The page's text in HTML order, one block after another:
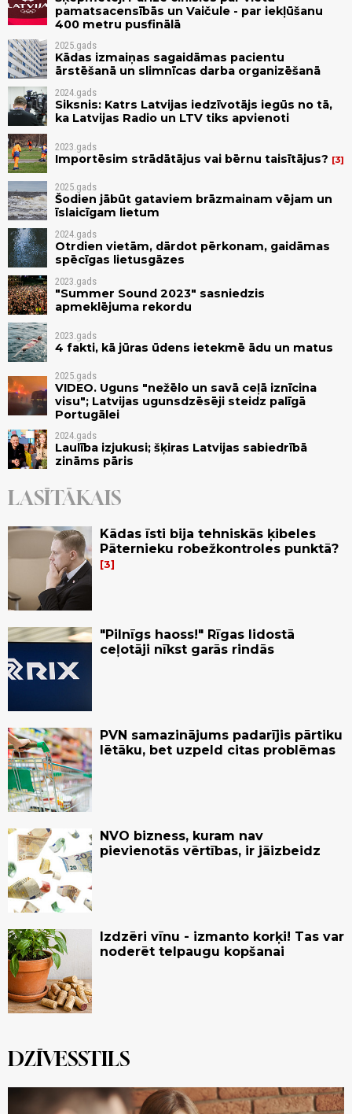
pamatsacensībās un Vaičule - par iekļūšanu
400 metru pusfinālā
2025.gads
Kādas izmaiņas sagaidāmas pacientu
ārstēšanā un slimnīcas darba organizēšanā
2024.gads
Siksnis: Katrs Latvijas iedzīvotājs iegūs no tā,
ka Latvijas Radio un LTV tiks apvienoti
2023.gads
Importēsim strādātājus vai bērnu taisītājus? 3
2025.gads
Šodien jābūt gataviem brāzmainam vējam un
īslaicīgam lietum
2024.gads
Otrdien vietām, dārdot pērkonam, gaidāmas
spēcīgas lietusgāzes
2023.gads
"Summer Sound 2023" sasniedzis
apmeklējuma rekordu
2023.gads
4 fakti, kā jūras ūdens ietekmē ādu un matus
2025.gads
VIDEO. Uguns "nežēlo un savā ceļā iznīcina
visu"; Latvijas ugunsdzēsēji steidz palīgā
Portugālei
2024.gads
Laulība izjukusi; šķiras Latvijas sabiedrībā
zināms pāris
LASĪTĀKAIS
Kādas īsti bija tehniskās ķibeles
Pāternieku robežkontroles punktā?
3
"Pilnīgs haoss!" Rīgas lidostā
ceļotāji nīkst garās rindās
PVN samazinājums padarījis pārtiku
lētāku, bet uzpeld citas problēmas
NVO bizness, kuram nav
pievienotās vērtības, ir jāizbeidz
Izdzēri vīnu - izmanto korķi! Tas var
noderēt telpaugu kopšanai
DZĪVESSTILS